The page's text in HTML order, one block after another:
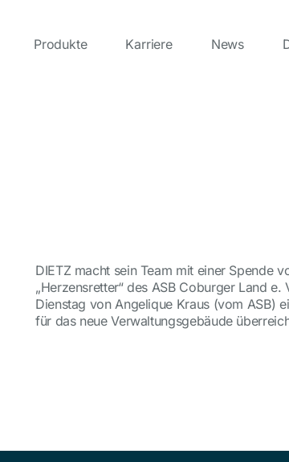
Produkte Karriere News
DIETZ macht sein Team mit einer Spende
„Herzensretter“ des ASB Coburger Land
Dienstag von Angelique Kraus (vom ASB)
für das neue Verwaltungsgebäude